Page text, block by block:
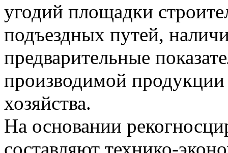
угодий площадки
подъездных путей,
предварительные
производимой продукции
хозяйства.
На основании